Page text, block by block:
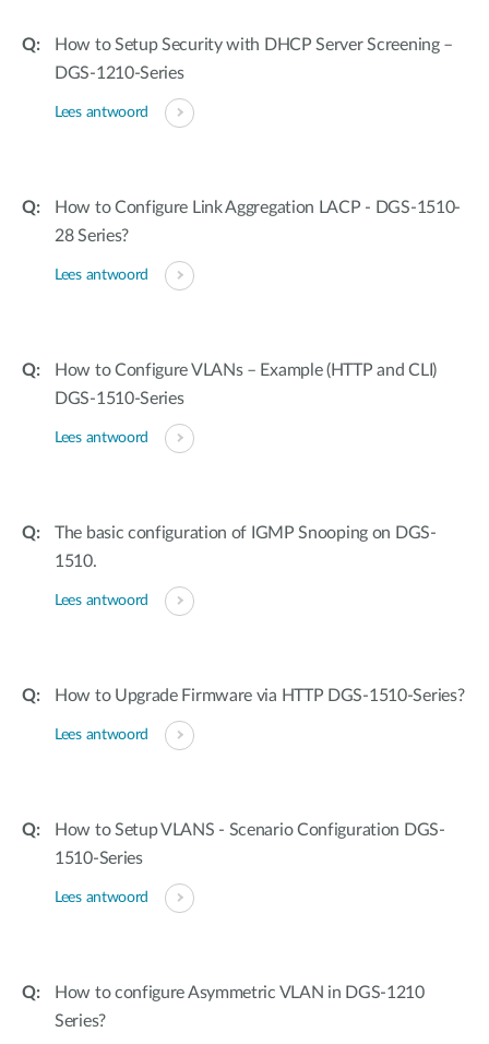
How to Setup Security with DHCP Server Screening –
DGS-1210-Series
Lees antwoord
How to Configure Link Aggregation LACP - DGS-1510-
28 Series?
Lees antwoord
How to Configure VLANs – Example (HTTP and CLI)
DGS-1510-Series
Lees antwoord
The basic configuration of IGMP Snooping on DGS-
1510.
Lees antwoord
How to Upgrade Firmware via HTTP DGS-1510-Series?
Lees antwoord
How to Setup VLANS - Scenario Configuration DGS-
1510-Series
Lees antwoord
How to configure Asymmetric VLAN in DGS-1210
Series?